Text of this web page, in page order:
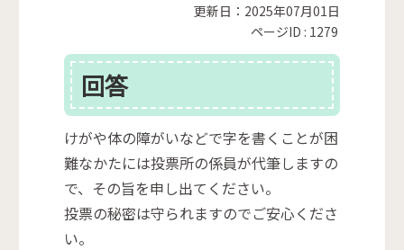
更新日：2025年07月01日
ページID : 1279
回答
けがや体の障がいなどで字を書くことが困
難なかたには投票所の係員が代筆しますの
で、その旨を申し出てください。
投票の秘密は守られますのでご安心くださ
い。